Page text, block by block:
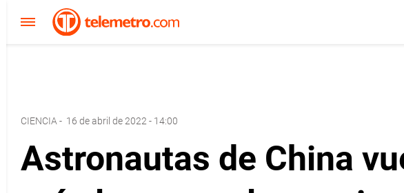
CIENCIA - 16 de abril de 2022 - 14:00
Astronautas de China